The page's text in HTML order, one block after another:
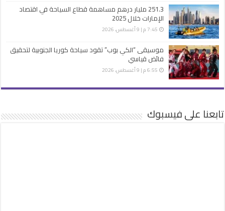
251.3 مليار درهم مساهمة قطاع السياحة في اقتصاد
الإمارات خلال 2025
7:45 م | 9 أغسطس، 2026
موسيقى “الكي بوب” تقود سياحة كوريا الجنوبية لتحقيق
فائض قياسي
6:55 م | 9 أغسطس، 2026
تابعنا على فيسبوك